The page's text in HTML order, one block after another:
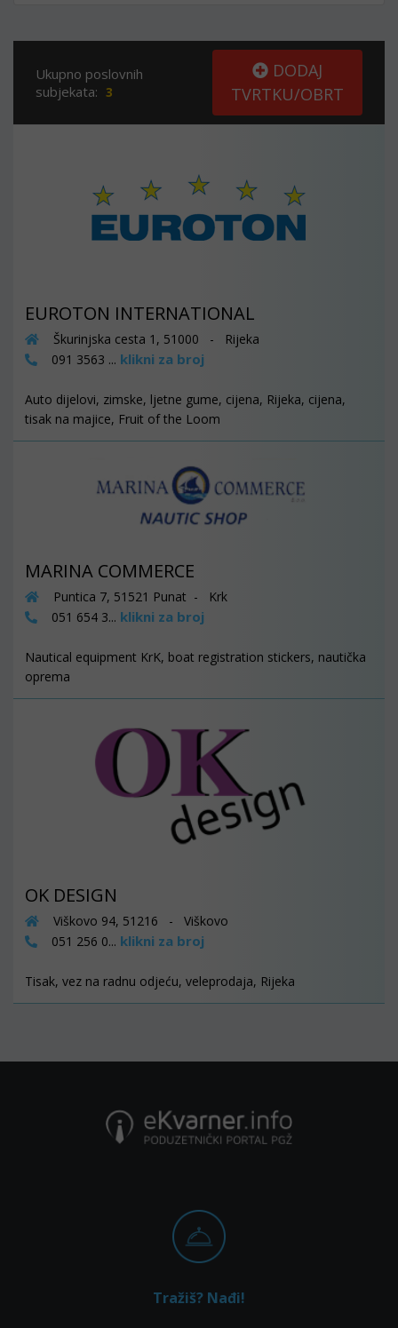
Ukupno poslovnih
subjekata: 3
DODAJ
TVRTKU/OBRT
EUROTON INTERNATIONAL
Škurinjska cesta 1, 51000 - Rijeka
091 3563 ... klikni za broj
Auto dijelovi, zimske, ljetne gume, cijena, Rijeka, cijena,
tisak na majice, Fruit of the Loom
MARINA COMMERCE
Puntica 7, 51521 Punat - Krk
051 654 3... klikni za broj
Nautical equipment KrK, boat registration stickers, nautička
oprema
OK DESIGN
Viškovo 94, 51216 - Viškovo
051 256 0... klikni za broj
Tisak, vez na radnu odjeću, veleprodaja, Rijeka
Tražiš? Nađi!